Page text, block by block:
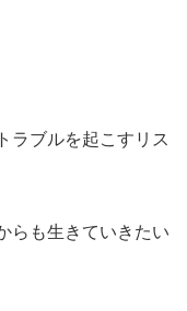
ラブルを起こすリス
らも生きていきたい